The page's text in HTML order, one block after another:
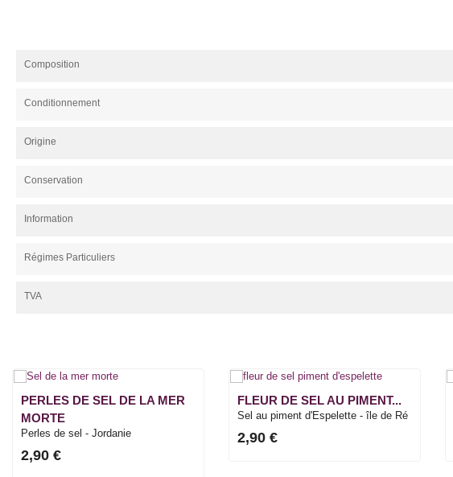
Composition
Conditionnement
Origine
Conservation
Information
Régimes Particuliers
TVA
PERLES DE SEL DE LA MER
MORTE
Perles de sel - Jordanie
2,90 €
FLEUR DE SEL AU PIMENT...
Sel au piment d'Espelette - île de Ré
2,90 €